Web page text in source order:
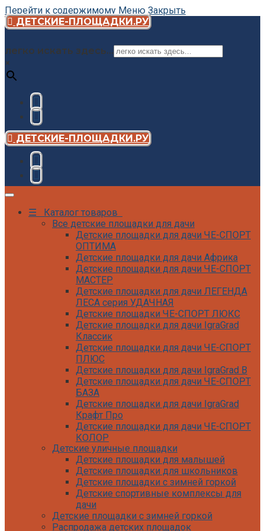
Перейти к содержимому Меню Закрыть
ДЕТСКИЕ-ПЛОЩАДКИ.РУ
легко искать здесь...
×
ДЕТСКИЕ-ПЛОЩАДКИ.РУ
☰ Каталог товаров
Все детские площадки для дачи
Детские площадки для дачи ЧЕ-СПОРТ
ОПТИМА
Детские площадки для дачи Африка
Детские площадки для дачи ЧЕ-СПОРТ
МАСТЕР
Детские площадки для дачи ЛЕГЕНДА
ЛЕСА серия УДАЧНАЯ
Детские площадки ЧЕ-СПОРТ ЛЮКС
Детские площадки для дачи IgraGrad
Классик
Детские площадки для дачи ЧЕ-СПОРТ
ПЛЮС
Детские площадки для дачи IgraGrad B
Детские площадки для дачи ЧЕ-СПОРТ
БАЗА
Детские площадки для дачи IgraGrad
Крафт Про
Детские площадки для дачи ЧЕ-СПОРТ
КОЛОР
Детские площадки для дачи IgraGrad С
Детские площадки для дачи ЧЕ-СПОРТ
КАРКАС
Детские площадки для дачи Савушка
КУБ
Детские уличные игровые площадки
для дачи IgraGrad К
Детские площадки для дачи IgraGrad W
Детские уличные площадки
Детские площадки для малышей
Детские площадки для школьников
Детские площадки с зимней горкой
Детские спортивные комплексы для
дачи
Детские площадки с зимней горкой
Распродажа детских площадок